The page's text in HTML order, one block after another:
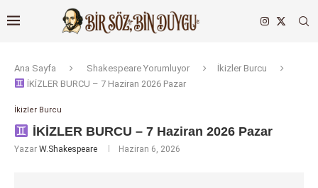
Ana Sayfa Shakespeare Yorumluyor
İkizler Burcu
İKİZLER BURCU – 7 Haziran 2026 Pazar
İkizler Burcu
İKİZLER BURCU – 7 Haziran 2026 Pazar
Yazar W.Shakespeare Haziran 6, 2026